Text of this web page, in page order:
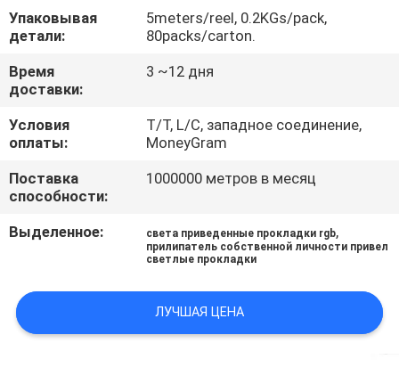
СВЯЖИТЕСЬ
МЫ
НОВОСТИ
САЙТА
ПОЛИТИКА
КОНФИДЕНЦИАЛЬНОСТИ
Упаковывая
детали:
5meters/reel, 0.2KGs/pack,
80packs/carton.
Время
доставки:
3 ~12 дня
Условия
оплаты:
T/T, L/C, западное соединение,
MoneyGram
Поставка
способности:
1000000 метров в месяц
Выделенное: света приведенные прокладки rgb,
прилипатель собственной личности привел
светлые прокладки
ЛУЧШАЯ ЦЕНА